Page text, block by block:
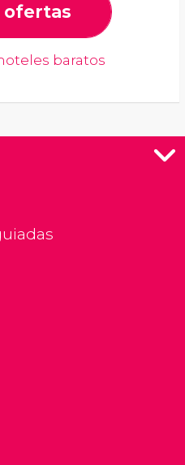
ofertas
baratos